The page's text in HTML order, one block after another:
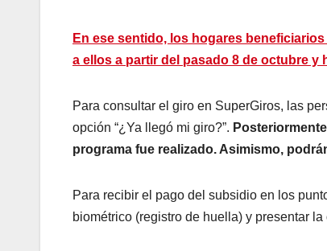
En ese sentido, los hogares
a ellos a partir del pasado 8 de octubre y
Para consultar el giro en SuperGiros, las
opción “¿Ya llegó mi giro?”.
programa fue realizado. Asimismo,
Para recibir el pago del subsidio en los
biométrico (registro de huella) y presentar